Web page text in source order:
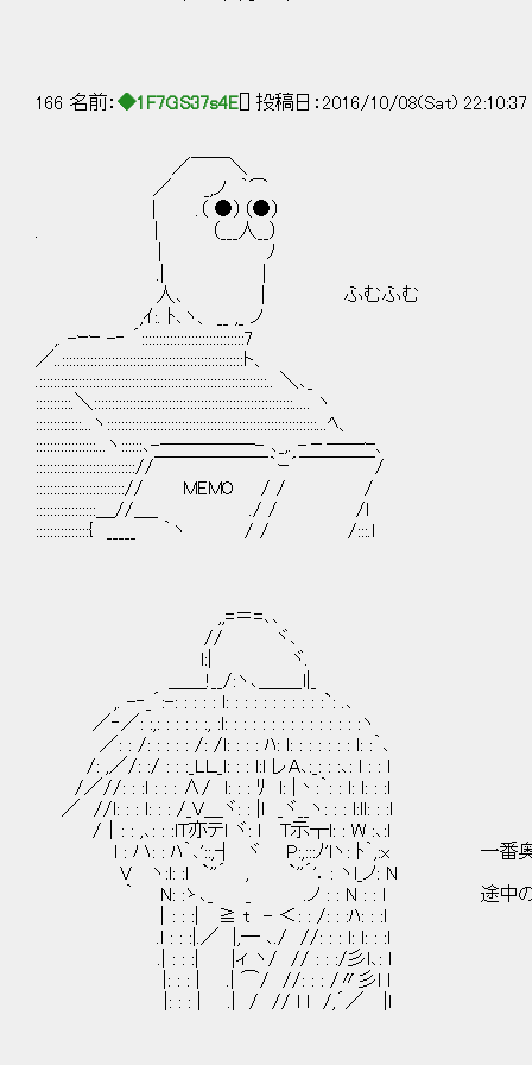
166 名前： ◆1F7GS37s4E [] 投稿日：2016/10/08(Sat)
／￣￣＼
／ _,ノ ｀⌒
｜ .（ ●）（●）
. ｜ （___人__）
| ﾉ
人､ | ふむふむ
,ｲ:. ﾄ､ヽ、 __ ,_ ノ
,. -ｰｰ -‐ ´:::::::::::::::::::::::::::::7
／..:::::::::::::::::::::::::::::::::::::::::::::::::::ト、
.::::::::::::::::::::::::::::::::::::::::::::::::::::::::::::::::.. ＼､_
::::::::::.＼::::::::::::::::::::::::::::::::::::::::::::::::::::::::..... ヽ
:::::::::::::...ヽ:::::::::::::::::::::::::::::::::::::::::::::::::::::::::::...ﾍ、
:::::::::::::::::...ヽ::::::､-─────- ､_,. -－──ｰ、
:::::::::::::::::::::::::::://￣￣￣￣￣￣｀ｰ´￣￣￣￣/
:::::::::::::::::::::::::// MEMO / / /
:::::::::::::::::＿//＿_ ./ / /l
:::::::::::::::{ _____ ｀ヽ / / /:::.l
,,=＝=､､
// ヾ､
l:| ヾ.
＿＿!__/:ヽ､＿＿_l|_
,. -‐_´:-: : : : : l: : : : : : : : : : :`: .､
／‐／: :,: : : : : :, :l: : : : : : : : : : : : : : :ヽ
／: : /: : : : : /: /l: : : : ﾊ: l: : : : : : : l: :｀､
/: ,／/: :/ : : :_LＬ_l: : : l:l レA､:_: : :､: l : : l
/／//: : :l : : : ∧/ l: : : ﾘ l: |丶:｀: : l: l: : :l
／ //l: : : l: : : /_V＿ヾ: : |l _ヾ__ヽ: : : l:ll: : :l
/│: : ,､: : :lT亦テl ヾ: l T示┬l: : W :､:l
l : ハ: : ﾊ｀､'::,┤ ヾ P:,:::ﾉ'lヽ: ﾄ｀,:x 一番奥のパイ
V ヽ:l: :l `''´ , `''´'．: ヽl_ノ: N
｀ N: :ゝ､_ _ .ノ : : N : : l 途中の扉とか
│: : :| ≧ t - ＜: : /: : :ﾊ: : :l
.l : : :|.／ |,─ ､./ //: : : l: l: : :l
.| : : :| |ィ ヽ/ // : : :/彡l､: l
|: : : | .| ⌒/ //: : : /〃彡l l
|: : : | .| / // l l /,´／ |l